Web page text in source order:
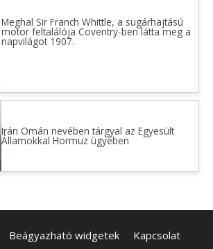
Meghal Sir Franch Whittle, a sugárhajtású
motor feltalálója Coventry-ben látta meg a
napvilágot 1907.
Irán Omán nevében tárgyal az Egyesült
Államokkal Hormuz ügyében
Beágyazható widgetek Kapcsolat